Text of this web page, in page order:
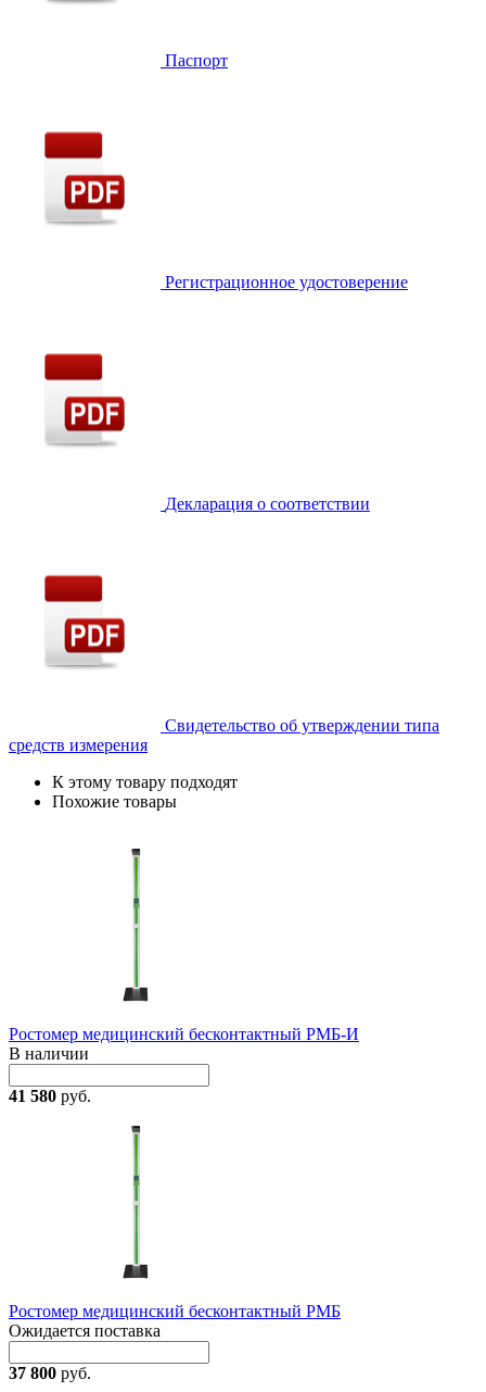
Паспорт
Регистрационное удостоверение
Декларация о соответствии
Свидетельство об утверждении типа
средств измерения
К этому товару подходят
Похожие товары
Ростомер медицинский бесконтактный РМБ-И
В наличии
41 580 руб.
Ростомер медицинский бесконтактный РМБ
Ожидается поставка
37 800 руб.